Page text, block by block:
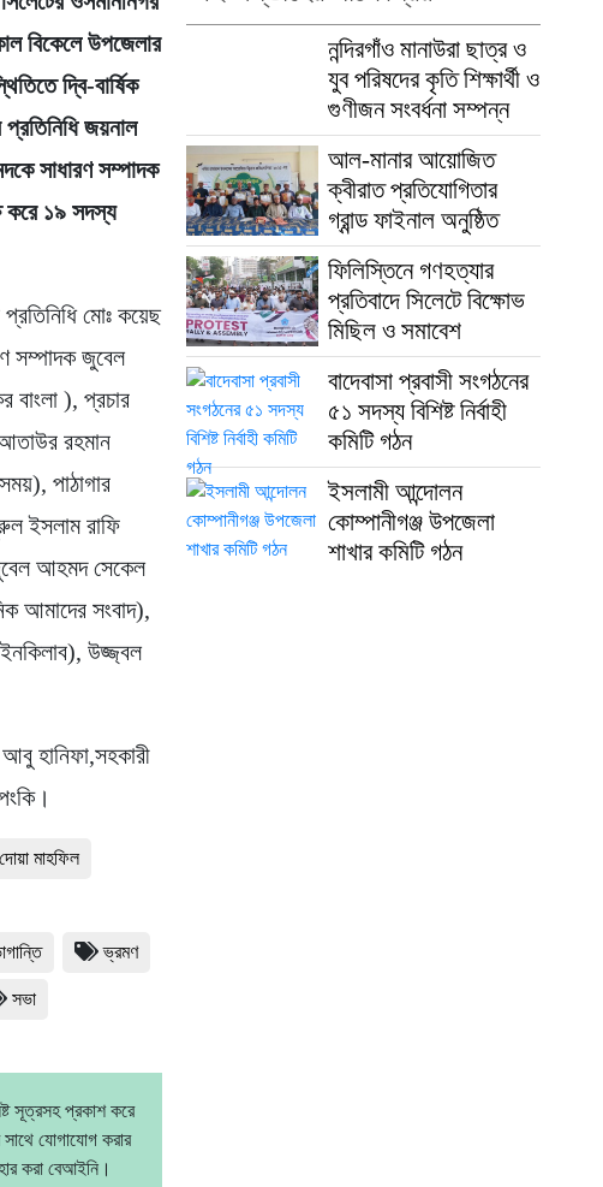
বিকেলে উপজেলার
দ্বি-বার্ষিক
প্রতিনিধি জয়নাল
সাধারণ সম্পাদক
করে ১৯ সদস্য
মোঃ কয়েছ
সম্পাদক জুবেল
), প্রচার
রহমান
পাঠাগার
ইসলাম রাফি
আহমদ সেকেল
আমাদের সংবাদ),
উজ্জ্বল
আবু হানিফা,সহকারী
দোয়া মাহফিল
ভ্রমণ
সভা
সূত্রসহ প্রকাশ করে
যোগাযোগ করার
করা বেআইনি।
নন্দিরগাঁও মানাউরা ছাত্র ও
যুব পরিষদের কৃতি শিক্ষার্থী ও
গুণীজন সংবর্ধনা সম্পন্ন
আল-মানার আয়োজিত
ক্বীরাত প্রতিযোগিতার
গ্রান্ড ফাইনাল অনুষ্ঠিত
ফিলিস্তিনে গণহত্যার
প্রতিবাদে সিলেটে বিক্ষোভ
মিছিল ও সমাবেশ
বাদেবাসা প্রবাসী সংগঠনের
৫১ সদস্য বিশিষ্ট নির্বাহী
কমিটি গঠন
ইসলামী আন্দোলন
কোম্পানীগঞ্জ উপজেলা
শাখার কমিটি গঠন